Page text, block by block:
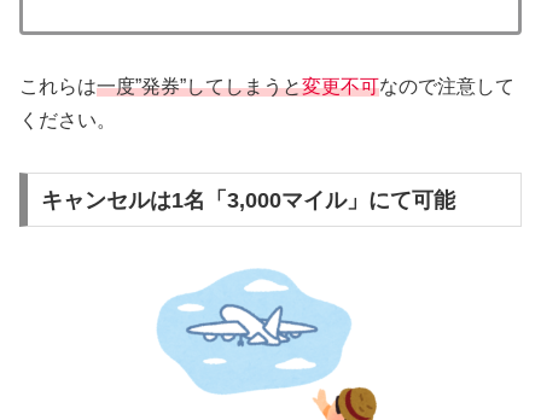
これらは一度”発券”してしまうと変更不可なので注意して
ください。
キャンセルは1名「3,000マイル」にて可能